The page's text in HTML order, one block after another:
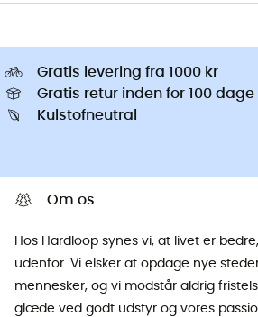
Gratis levering fra 1000 kr
Gratis retur inden for 100 dage
Kulstofneutral
Om os
Hos Hardloop synes vi, at livet er
udenfor. Vi elsker at opdage nye
mennesker, og vi modstår aldrig
glæde ved godt udstyr og vores